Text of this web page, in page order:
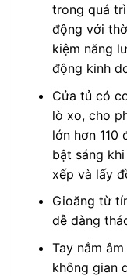
trong quá
động với
kiệm năng
động kinh
Cửa tủ có
lò xo, cho
lớn hơn 110
bật sáng
xếp và lấy
Gioăng từ
dễ dàng
Tay nắm
không gian